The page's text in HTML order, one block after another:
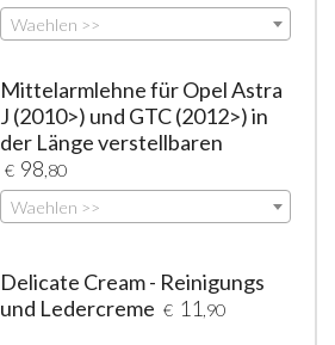
Waehlen >>
Mittelarmlehne für Opel Astra
J (2010>) und GTC (2012>) in
der Länge verstellbaren
€ 98 ,80
Waehlen >>
Delicate Cream - Reinigungs
und Ledercreme € 11 ,90